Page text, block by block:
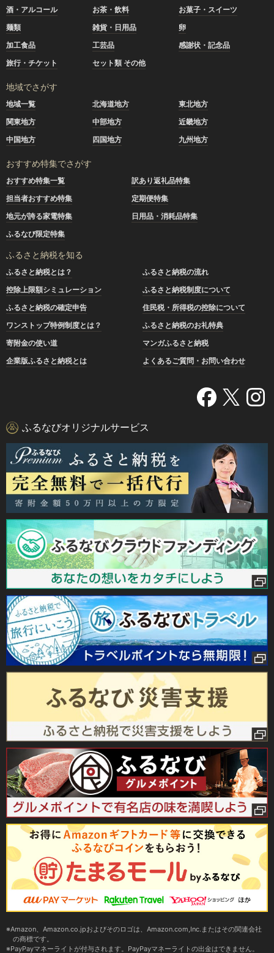
酒・アルコール
お茶・飲料
お菓子・スイーツ
麺類
雑貨・日用品
卵
加工食品
工芸品
感謝状・記念品
旅行・チケット
セット類 その他
地域でさがす
地域一覧 北海道地方
東北地方
関東地方
中部地方
近畿地方
中国地方
四国地方 九州地方
おすすめ特集でさがす
おすすめ特集一覧
訳あり返礼品特集
担当者おすすめ特集
定期便特集
地元が誇る家電特集
日用品・消耗品特集
ふるなび限定特集
ふるさと納税を知る
ふるさと納税とは？
ふるさと納税の流れ
控除上限額シミュレーション
ふるさと納税制度について
ふるさと納税の確定申告
住民税・所得税の控除について
ワンストップ特例制度とは？
ふるさと納税のお礼特典
寄附金の使い道
マンガふるさと納税
企業版ふるさと納税とは
よくあるご質問・お問い合わせ
ふるなびオリジナルサービス
Amazon、Amazon.co.jpおよびそのロゴは、Amazon.com,Inc.またはその関連会社
の商標です。
PayPayマネーライトが付与されます。PayPayマネーライトの出金はできません。